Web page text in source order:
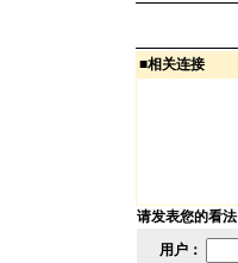
■相关连接
请发表您的看法
用户：